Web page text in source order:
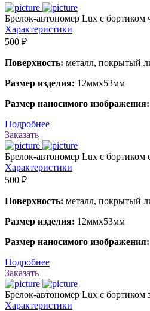
Брелок-автономер Lux с бортиком
Характеристики
500 ₽
Поверхность: металл, покрытый
Размер изделия: 12ммх53мм
Размер наносимого изображения:
Подробнее
Заказать
Брелок-автономер Lux с бортиком
Характеристики
500 ₽
Поверхность: металл, покрытый
Размер изделия: 12ммх53мм
Размер наносимого изображения:
Подробнее
Заказать
Брелок-автономер Lux с бортиком
Характеристики